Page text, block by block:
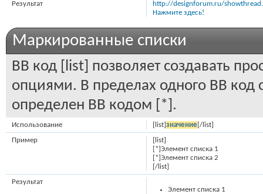
http://designforum.ru/
Нажмите здесь!
Результат
Маркированные списки
BB код [list] позволяет создавать
опциями. В пределах одного BB
определен BB кодом [*].
[list]значение[/list]
Использование
[list]
[*]Элемент списка 1
[*]Элемент списка 2
[/list]
Пример
Элемент списка 1
Результат